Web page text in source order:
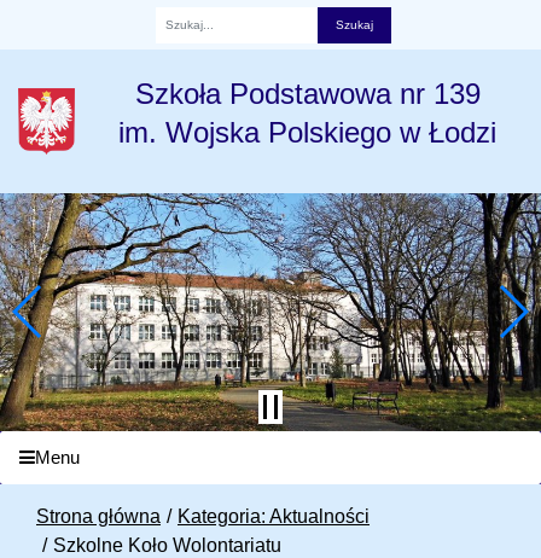
Szkoła Podstawowa nr 139
im. Wojska Polskiego w Łodzi
Menu
Strona główna
Kategoria: Aktualności
Szkolne Koło Wolontariatu